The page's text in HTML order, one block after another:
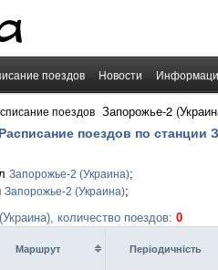
поездов Новости
поездов Запорожье-2
поездов по станции
Запорожье-2 (Украина);
Запорожье-2 (Украина);
количество поездов: 0
Маршрут Перiодичнiсть